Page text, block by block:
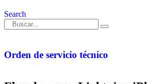
Search
Orden de servicio técnico